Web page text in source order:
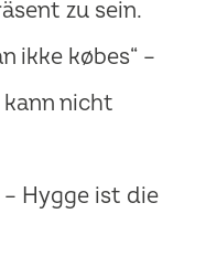
zu sein.
ikke købes“ –
nicht
Hygge ist die